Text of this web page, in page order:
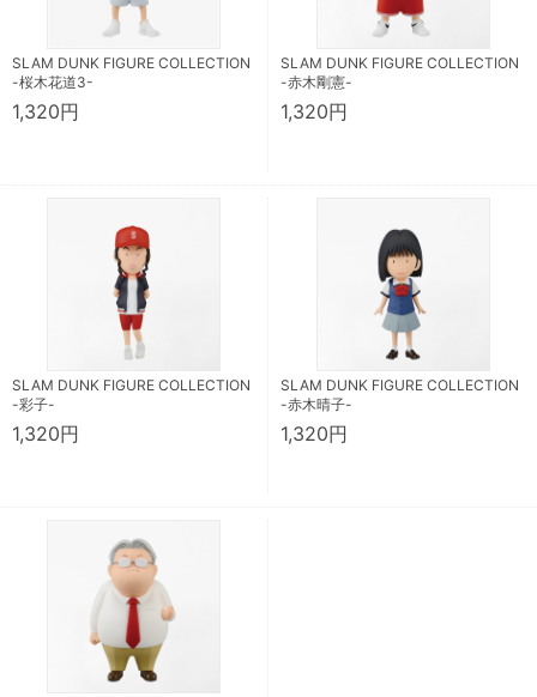
SLAM DUNK FIGURE COLLECTION
-桜木花道3-
1,320円
SLAM DUNK FIGURE COLLECTION
-赤木剛憲-
1,320円
SLAM DUNK FIGURE COLLECTION
-彩子-
1,320円
SLAM DUNK FIGURE COLLECTION
-赤木晴子-
1,320円